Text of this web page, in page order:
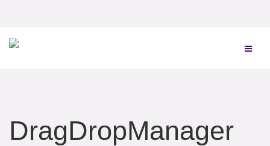
DragDropManager